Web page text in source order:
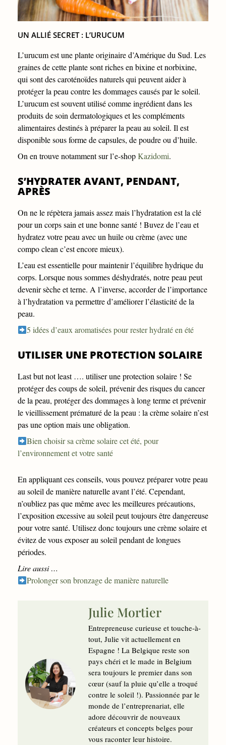
UN ALLIÉ SECRET : L’URUCUM
L’urucum est une plante originaire d’Amérique du Sud. Les
graines de cette plante sont riches en bixine et norbixine,
qui sont des caroténoïdes naturels qui peuvent aider à
protéger la peau contre les dommages causés par le soleil.
L’urucum est souvent utilisé comme ingrédient dans les
produits de soin dermatologiques et les compléments
alimentaires destinés à préparer la peau au soleil. Il est
disponible sous forme de capsules, de poudre ou d’huile.
On en trouve notamment sur l’e-shopKazidomi.
S’HYDRATER AVANT, PENDANT,
APRÈS
On ne le répètera jamais assez mais l’hydratation est la clé
pour un corps sain et une bonne santé ! Buvez de l’eau et
hydratez votre peau avec un huile ou crème (avec une
compo clean c’est encore mieux).
L’eau est essentielle pour maintenir l’équilibre hydrique du
corps. Lorsque nous sommes déshydratés, notre peau peut
devenir sèche et terne. A l’inverse, accorder de l’importance
à l’hydratation va permettre d’améliorer l’élasticité de la
peau.
5 idées d’eaux aromatisées pour rester hydraté en été
UTILISER UNE PROTECTION SOLAIRE
Last but not least …. utiliser une protection solaire ! Se
protéger des coups de soleil, prévenir des risques du cancer
de la peau, protéger des dommages à long terme et prévenir
le vieillissement prématuré de la peau : la crème solaire n’est
pas une option mais une obligation.
Bien choisir sa crème solaire cet été, pour
l’environnement et votre santé
En appliquant ces conseils, vous pouvez préparer votre peau
au soleil de manière naturelle avant l’été. Cependant,
n’oubliez pas que même avec les meilleures précautions,
l’exposition excessive au soleil peut toujours être dangereuse
pour votre santé. Utilisez donc toujours une crème solaire et
évitez de vous exposer au soleil pendant de longues
périodes.
Lire aussi …
Prolonger son bronzage de manière naturelle
Julie Mortier
Entrepreneuse curieuse et touche-à-
tout, Julie vit actuellement en
Espagne ! La Belgique reste son
pays chéri et le made in Belgium
sera toujours le premier dans son
cœur (sauf la pluie qu’elle a troqué
contre le soleil !). Passionnée par le
monde de l’entreprenariat, elle
adore découvrir de nouveaux
créateurs et concepts belges pour
vous raconter leur histoire.